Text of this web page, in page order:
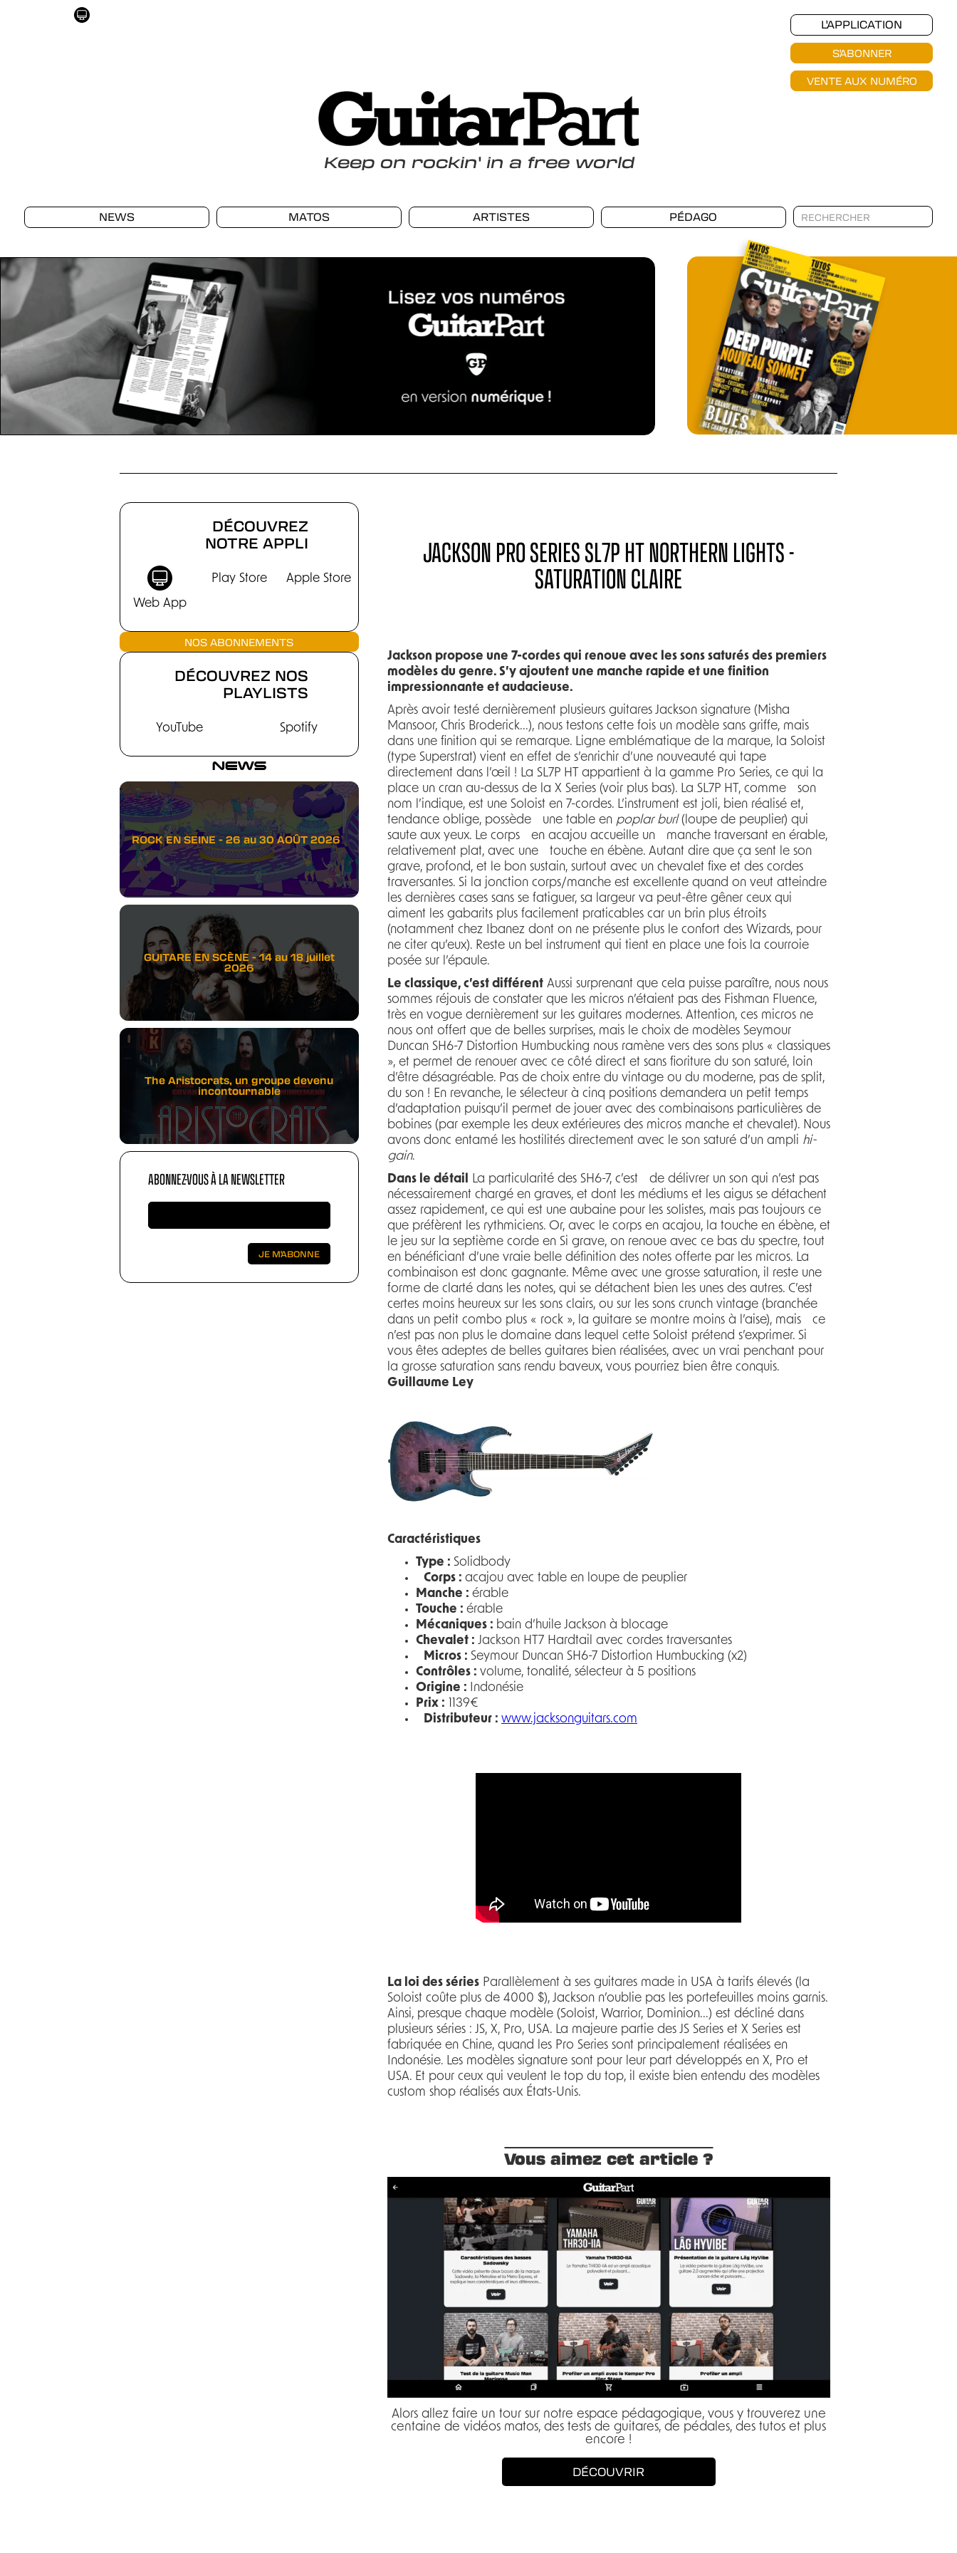
L'APPLICATION
S'ABONNER
VENTE AUX NUMÉRO
Keepon rockin' in a free world
NEWS MATOS ARTISTES PÉDAGO
ÉLECTRIQUES
DÉCOUVREZ
NOTRE APPLI
Web App
Play Store Apple Store
NOS ABONNEMENTS
DÉCOUVREZ NOS
PLAYLISTS
YouTube Spotify
NEWS
ROCK EN SEINE - 26 au 30 AOÛT 2026
GUITARE EN SCÈNE - 14 au 18 juillet
2026
The Aristocrats, un groupe devenu
incontournable
ABONNEZ-VOUS À LA NEWSLETTER
JACKSON PRO SERIES SL7P HT NORTHERN LIGHTS -
SATURATION CLAIRE
Jackson propose une 7-cordes qui renoue avec les sons saturés des premiers
modèles du genre. S’y ajoutent une manche rapide et une finition
impressionnante et audacieuse.
Après avoir testé dernièrement plusieurs guitares Jackson signature (Misha
Mansoor, Chris Broderick...), nous testons cette fois un modèle sans griffe, mais
dans une finition qui se remarque. Ligne emblématique de la marque, la Soloist
(type Superstrat) vient en effet de s’enrichir d’une nouveauté qui tape
directement dans l’œil ! La SL7P HT appartient à la gamme Pro Series, ce qui la
place un cran au-dessus de la X Series (voir plus bas). La SL7P HT, comme son
nom l’indique, est une Soloist en 7-cordes. L’instrument est joli, bien réalisé et,
tendance oblige, possède une table en poplar burl (loupe de peuplier) qui
saute aux yeux. Le corps en acajou accueille un manche traversant en érable,
relativement plat, avec une touche en ébène. Autant dire que ça sent le son
grave, profond, et le bon sustain, surtout avec un chevalet fixe et des cordes
traversantes. Si la jonction corps/manche est excellente quand on veut atteindre
les dernières cases sans se fatiguer, sa largeur va peut-être gêner ceux qui
aiment les gabarits plus facilement praticables car un brin plus étroits
(notamment chez Ibanez dont on ne présente plus le confort des Wizards, pour
ne citer qu’eux). Reste un bel instrument qui tient en place une fois la courroie
posée sur l’épaule.
Le classique, c’est différentAussi surprenant que cela puisse paraître, nous nous
sommes réjouis de constater que les micros n’étaient pas des Fishman Fluence,
très en vogue dernièrement sur les guitares modernes. Attention, ces micros ne
nous ont offert que de belles surprises, mais le choix de modèles Seymour
Duncan SH6-7 Distortion Humbucking nous ramène vers des sons plus « classiques
», et permet de renouer avec ce côté direct et sans fioriture du son saturé, loin
d’être désagréable. Pas de choix entre du vintage ou du moderne, pas de split,
du son ! En revanche, le sélecteur à cinq positions demandera un petit temps
d’adaptation puisqu’il permet de jouer avec des combinaisons particulières de
bobines (par exemple les deux extérieures des micros manche et chevalet). Nous
avons donc entamé les hostilités directement avec le son saturé d’un ampli hi-
gain.
Dans le détail
La particularité des SH6-7, c’est de délivrer un son qui n’est pas
nécessairement chargé en graves, et dont les médiums et les aigus se détachent
assez rapidement, ce qui est une aubaine pour les solistes, mais pas toujours ce
que préfèrent les rythmiciens. Or, avec le corps en acajou, la touche en ébène, et
le jeu sur la septième corde en Si grave, on renoue avec ce bas du spectre, tout
en bénéficiant d’une vraie belle définition des notes offerte par les micros. La
combinaison est donc gagnante. Même avec une grosse saturation, il reste une
forme de clarté dans les notes, qui se détachent bien les unes des autres. C’est
certes moins heureux sur les sons clairs, ou sur les sons crunch vintage (branchée
dans un petit combo plus « rock », la guitare se montre moins à l’aise), mais ce
n’est pas non plus le domaine dans lequel cette Soloist prétend s’exprimer. Si
vous êtes adeptes de belles guitares bien réalisées, avec un vrai penchant pour
la grosse saturation sans rendu baveux, vous pourriez bien être conquis.
Guillaume Ley
Caractéristiques
Type : Solidbody
Corps : acajou avec table en loupe de peuplier
Manche : érable
Touche : érable
Mécaniques : bain d’huile Jackson à blocage
Chevalet : Jackson HT7 Hardtail avec cordes traversantes
Micros : Seymour Duncan SH6-7 Distortion Humbucking (x2)
Contrôles : volume, tonalité, sélecteur à 5 positions
Origine : Indonésie
Prix : 1139€
Distributeur : www.jacksonguitars.com
La loi des sériesParallèlement à ses guitares made in USA à tarifs élevés (la
Soloist coûte plus de 4000 $), Jackson n’oublie pas les portefeuilles moins garnis.
Ainsi, presque chaque modèle (Soloist, Warrior, Dominion...) est décliné dans
plusieurs séries : JS, X, Pro, USA. La majeure partie des JS Series et X Series est
fabriquée en Chine, quand les Pro Series sont principalement réalisées en
Indonésie. Les modèles signature sont pour leur part développés en X, Pro et
USA. Et pour ceux qui veulent le top du top, il existe bien entendu des modèles
custom shop réalisés aux États-Unis.
Vous aimez cet article ?
Alors allez faire un tour sur notre espace pédagogique, vous y trouverez une
centaine de vidéos matos, des tests de guitares, de pédales, des tutos et plus
encore !
DÉCOUVRIR